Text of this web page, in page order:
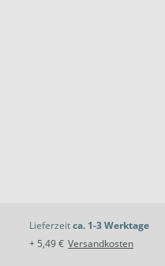
Lieferzeitca. 1-3 Werktage
+ 5,49 € Versandkosten